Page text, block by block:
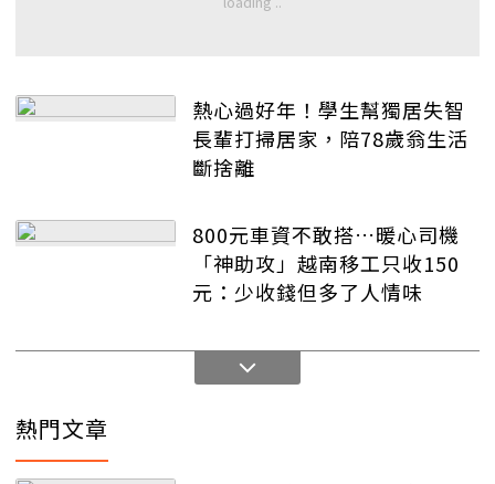
熱心過好年！學生幫獨居失智
長輩打掃居家，陪78歲翁生活
斷捨離
800元車資不敢搭…暖心司機
「神助攻」越南移工只收150
元：少收錢但多了人情味
熱門文章